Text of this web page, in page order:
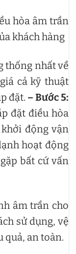
hòa âm trần
khách hàng
thống nhất về
cả kỹ thuật
đặt. – Bước 5:
đặt điều hòa
động vận
hoạt động
bất cứ vấn
âm trần cho
sử dụng, vệ
quả, an toàn.